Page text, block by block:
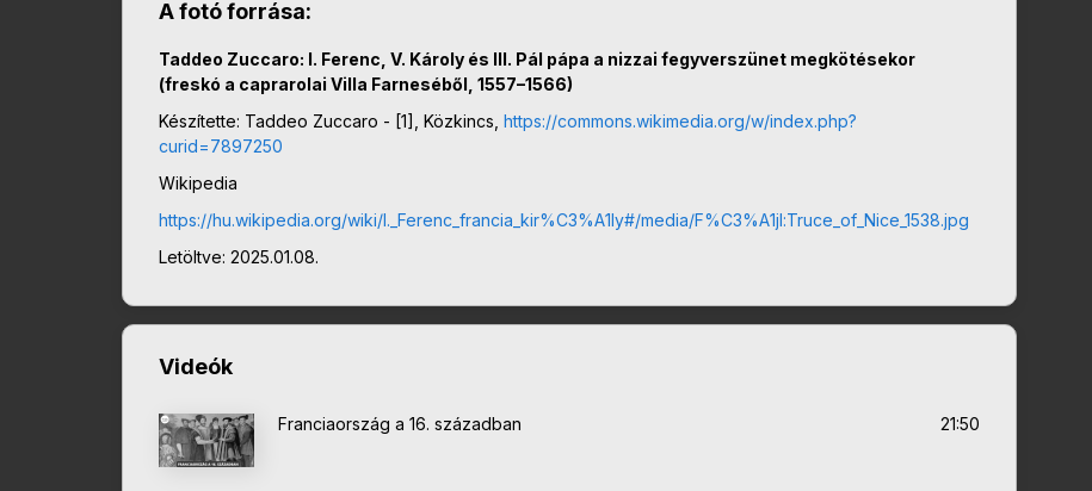
A fotó forrása:
Taddeo Zuccaro: I. Ferenc, V. Károly és III. Pál pápa a nizzai fegyverszünet megkötésekor
(freskó a caprarolai Villa Farneséből, 1557–1566)
Készítette: Taddeo Zuccaro - [1], Közkincs, https://commons.wikimedia.org/w/index.php?
curid=7897250
Wikipedia
https://hu.wikipedia.org/wiki/I._Ferenc_francia_kir%C3%A1ly#/media/F%C3%A1jl:Truce_of_Nice_1538.jpg
Letöltve: 2025.01.08.
Videók
Franciaország a 16. században 21:50